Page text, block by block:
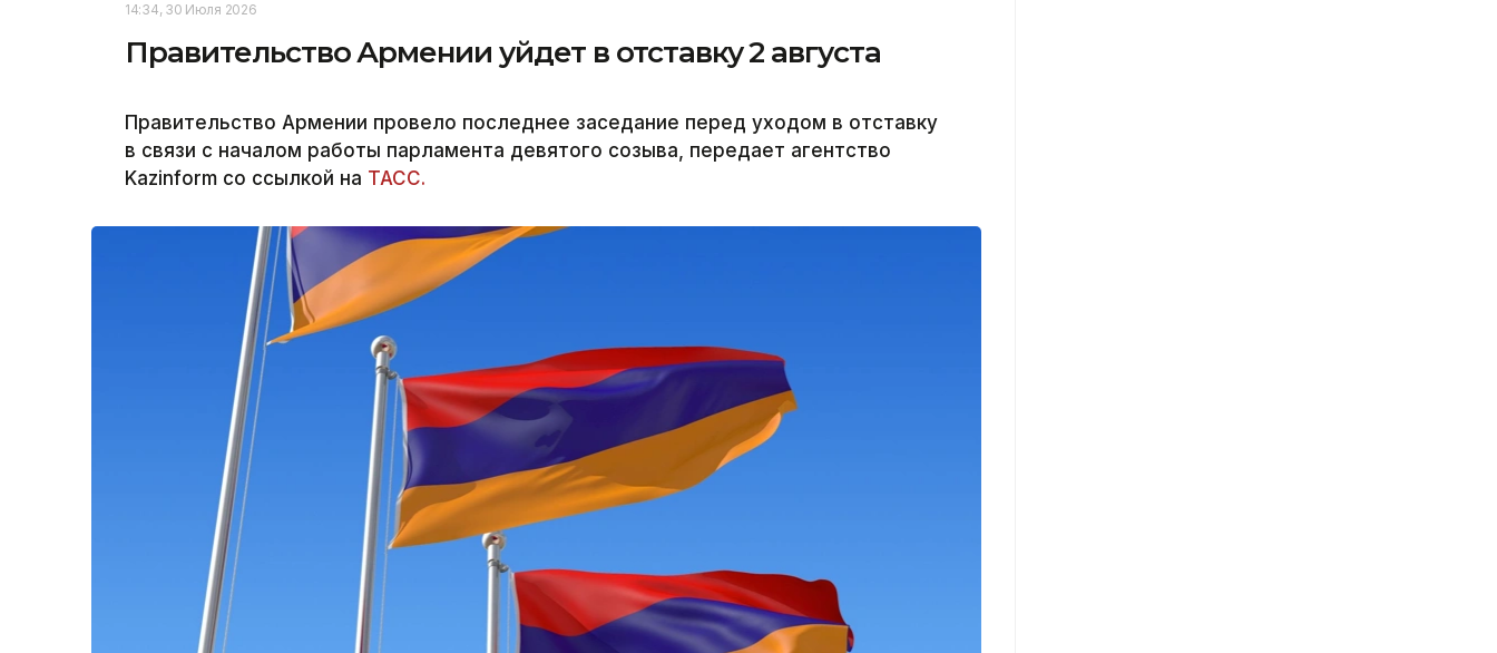
14:34, 30 Июля 2026
Правительство Армении уйдет в отставку 2 августа
Правительство Армении провело последнее заседание перед уходом в отставку
в связи с началом работы парламента девятого созыва, передает агентство
Kazinform со ссылкой на ТАСС.